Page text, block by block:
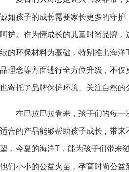
诚如孩子的成长需要家长更多的守护
呵护。作为懂成长的儿童时尚品牌
续的环保材料为基础，特别推出海
品理念等方面进行全方位升级，不
也寄托了品牌保护环境、关注自然的
在巴拉巴拉看来，孩子们的每一
适合的产品能够帮助孩子成长，带
望，今夏的海洋T，能为孩子们带来
他们小小的公益火苗，孕育时尚公益